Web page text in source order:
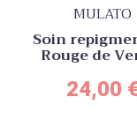
MULATO
Soin
Rouge de
24,00